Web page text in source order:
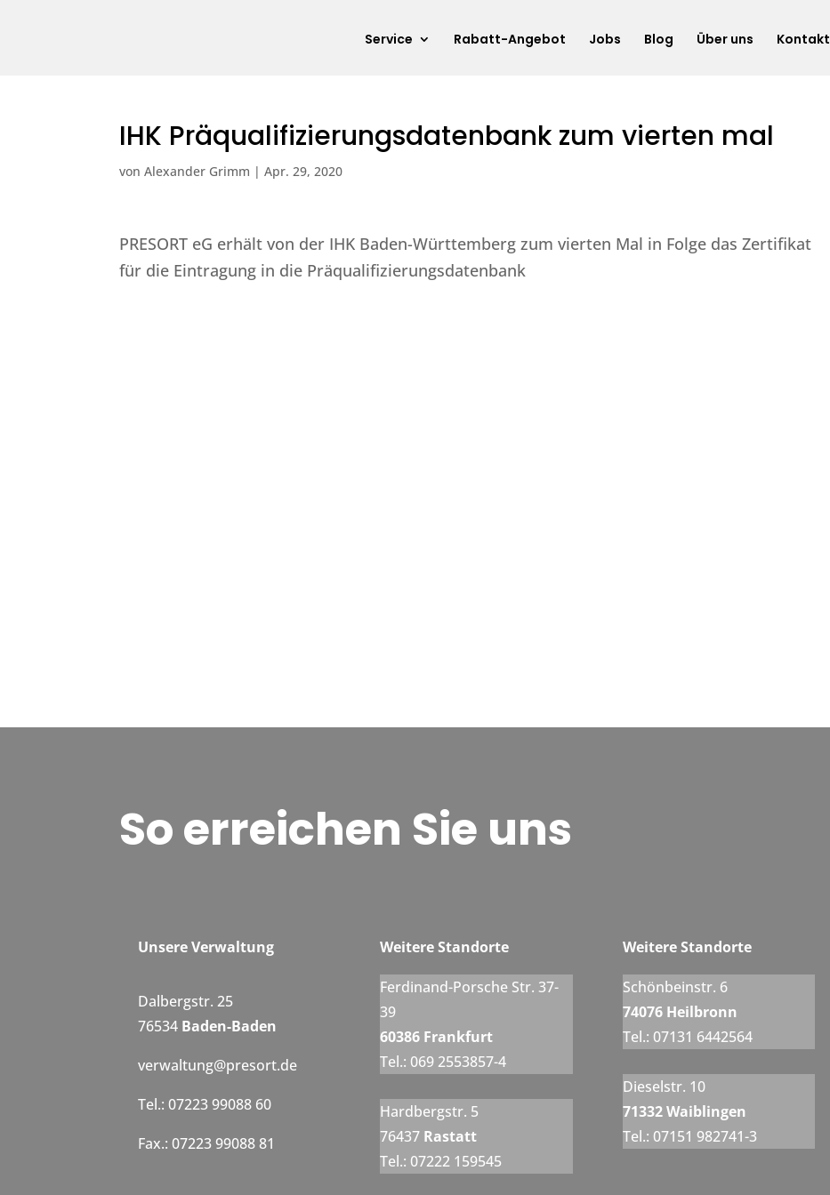
Service Rabatt-Angebot Jobs Blog Über uns Kontakt
IHK Präqualifizierungsdatenbank zum vierten mal
vonAlexander Grimm |Apr. 29, 2020
PRESORT eG erhält von der IHK Baden-Württemberg zum vierten Mal in Folge das Zertifikat
für die Eintragung in die Präqualifizierungsdatenbank
So erreichen Sie uns
Unsere Verwaltung
Dalbergstr. 25
76534 Baden-Baden
verwaltung@presort.de
Tel.: 07223 99088 60
Fax.: 07223 99088 81
Weitere Standorte
Ferdinand-Porsche Str. 37-
39
60386 Frankfurt
Tel.: 069 2553857-4
Hardbergstr. 5
76437 Rastatt
Tel.: 07222 159545
Weitere Standorte
Schönbeinstr. 6
74076 Heilbronn
Tel.: 07131 6442564
Dieselstr. 10
71332 Waiblingen
Tel.: 07151 982741-3